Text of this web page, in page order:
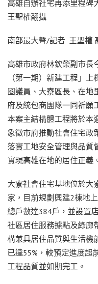
高雄自辦社宅再添里程
王聖權翻攝
南部最大聲/記者 王聖權
高雄市政府林欽榮副市長
（第一期）新建工程」
圈議員、大寮區長、在地
府及統包商團隊一同祈願
本案主結構體工程將於本
象徵市府推動社會住宅政
落實工地安全管理與品質
實現高雄在地的居住正義
大寮社會住宅基地位於大
家，目前規劃興建2棟地
總戶數達384戶，並設置
社區居住服務據點及綠廊
構兼具居住品質與生活機
已達55%，較預定進度超
工程品質並如期完工。